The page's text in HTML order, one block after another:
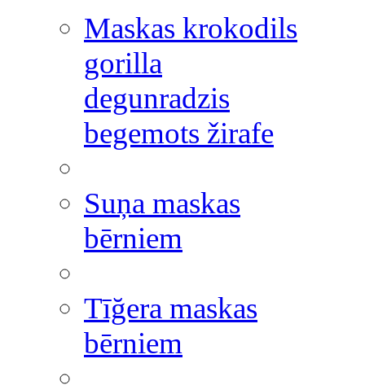
Maskas krokodils
gorilla
degunradzis
begemots žirafe
Suņa maskas
bērniem
Tīğera maskas
bērniem